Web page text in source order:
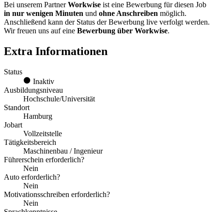
Bei unserem PartnerWorkwise ist eine Bewerbung für diesen Job
in nur wenigen Minuten und ohne Anschreiben möglich.
Anschließend kann der Status der Bewerbung live verfolgt werden.
Wir freuen uns auf eine Bewerbung über Workwise.
Extra Informationen
Status
Inaktiv
Ausbildungsniveau
Hochschule/Universität
Standort
Hamburg
Jobart
Vollzeitstelle
Tätigkeitsbereich
Maschinenbau / Ingenieur
Führerschein erforderlich?
Nein
Auto erforderlich?
Nein
Motivationsschreiben erforderlich?
Nein